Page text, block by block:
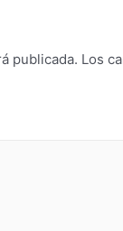
publicada. Los